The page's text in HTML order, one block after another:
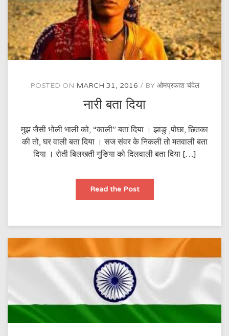
POSTED ON MARCH 31, 2016 BY ओमप्रकाश चंदेल
नारी बता दिया
मुझ जैसी भोली भाली को, “काली” बता दिया । झाङु ,पोछा, छितका
की तो, घर वाली बता दिया । सज संवर के निकली तो मतवाली बता
दिया । रोती बिलखती गुङिया को दिलवाली बता दिया […]
Read the Postनारी
दिया